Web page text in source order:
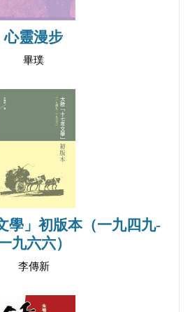
葛手臂留下火噬的疤痕，因而
滿臉鼻涕的回家，幕妮告訴他
見幕妮的眼裡沒有翅膀、沒有
的溪水，然後他看見那溪水從
他的臉上。
心靈漫步
畢璞
學」初版本（一九四九-
九六六）
李傳新